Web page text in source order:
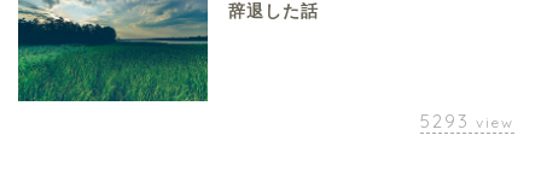
辞退した話
5293 view